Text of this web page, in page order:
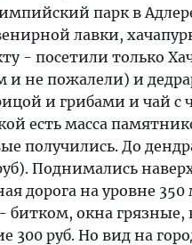
парк в
лавки,
- посетили только
не пожалели) и
и грибами и чай с
есть масса
получились. До
Поднимались
дорога на уровне
битком, окна
300 руб. Но вид на